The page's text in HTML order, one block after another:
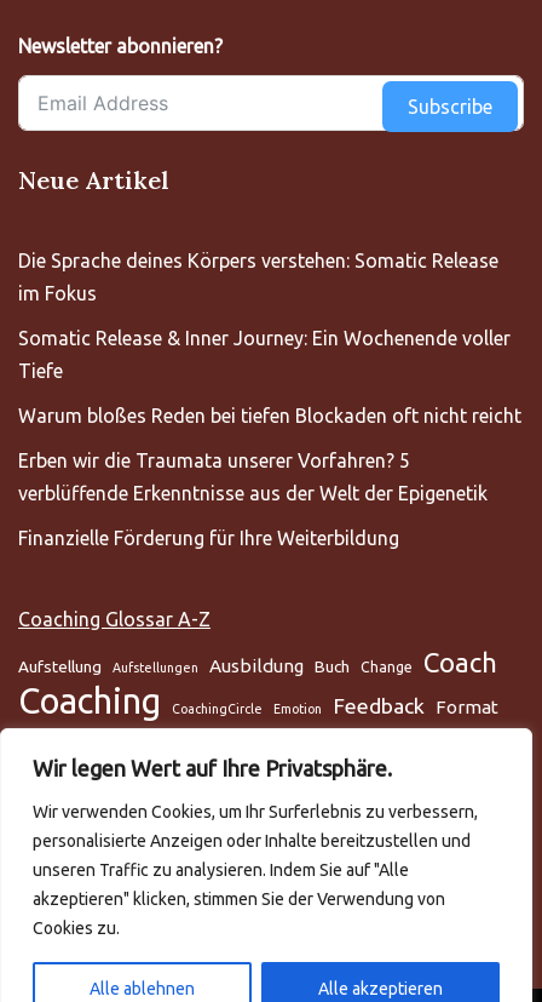
Wir legen Wert auf Ihre Privatsphäre.
Wir verwenden Cookies, um Ihr Surferlebnis zu verbessern,
personalisierte Anzeigen oder Inhalte bereitzustellen und
unseren Traffic zu analysieren. Indem Sie auf "Alle
akzeptieren" klicken, stimmen Sie der Verwendung von
Cookies zu.
Alle ablehnen Alle akzeptieren
Newsletter abonnieren?
Subscribe
Neue Artikel
Die Sprache deines Körpers verstehen: Somatic Release
im Fokus
Somatic Release & Inner Journey: Ein Wochenende voller
Tiefe
Warum bloßes Reden bei tiefen Blockaden oft nicht reicht
Erben wir die Traumata unserer Vorfahren? 5
verblüffende Erkenntnisse aus der Welt der Epigenetik
Finanzielle Förderung für Ihre Weiterbildung
Coaching Glossar A-Z
Aufstellung Aufstellungen Ausbildung Buch Change Coach
Coaching CoachingCircle Emotion Feedback Format
Glaubenssysteme Loslassen Lunge Lösungsorientiert Meditation
Mental mentale Gesundheit Mentaltraining Metamodell
NLP Practitioner Rapport Selbstmanagement
Somatic Release Stress Systemisch
systemische Aufstellungen
Trauer Trauma VAKOG Verhalten Video Zeitmanagement Ziele